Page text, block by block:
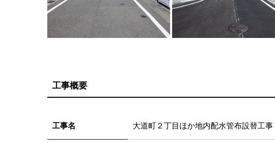
工事概要
工事名 大道町２丁目ほか地内配水管布設替工事